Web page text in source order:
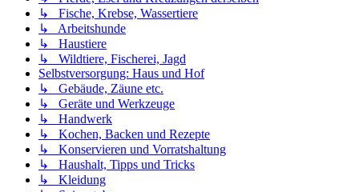
↳ Fische, Krebse, Wassertiere
↳ Arbeitshunde
↳ Haustiere
↳ Wildtiere, Fischerei, Jagd
Selbstversorgung: Haus und Hof
↳ Gebäude, Zäune etc.
↳ Geräte und Werkzeuge
↳ Handwerk
↳ Kochen, Backen und Rezepte
↳ Konservieren und Vorratshaltung
↳ Haushalt, Tipps und Tricks
↳ Kleidung